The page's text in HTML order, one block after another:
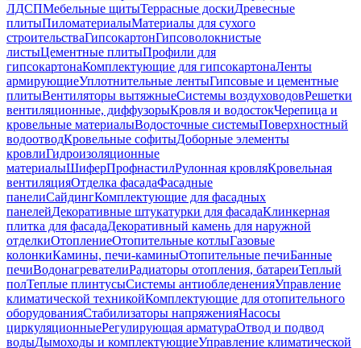
ЛДСПМебельные щитыТеррасные доскиДревесные
плитыПиломатериалыМатериалы для сухого
строительстваГипсокартонГипсоволокнистые
листыЦементные плитыПрофили для
гипсокартонаКомплектующие для гипсокартонаЛенты
армирующиеУплотнительные лентыГипсовые и цементные
плитыВентиляторы вытяжныеСистемы воздуховодовРешетки
вентиляционные, диффузорыКровля и водостокЧерепица и
кровельные материалыВодосточные системыПоверхностный
водоотводКровельные софитыДоборные элементы
кровлиГидроизоляционные
материалыШиферПрофнастилРулонная кровляКровельная
вентиляцияОтделка фасадаФасадные
панелиСайдингКомплектующие для фасадных
панелейДекоративные штукатурки для фасадаКлинкерная
плитка для фасадаДекоративный камень для наружной
отделкиОтоплениеОтопительные котлыГазовые
колонкиКамины, печи-каминыОтопительные печиБанные
печиВодонагревателиРадиаторы отопления, батареиТеплый
полТеплые плинтусыСистемы антиобледененияУправление
климатической техникойКомплектующие для отопительного
оборудованияСтабилизаторы напряженияНасосы
циркуляционныеРегулирующая арматураОтвод и подвод
водыДымоходы и комплектующиеУправление климатической